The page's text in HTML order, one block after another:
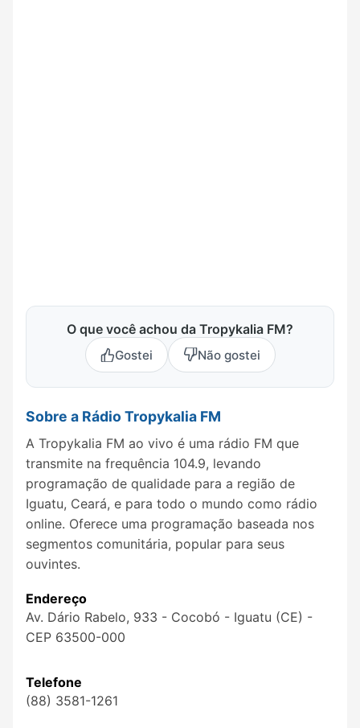
O que você achou da Tropykalia FM?
Gostei Não gostei
Sobre a Rádio Tropykalia FM
A Tropykalia FM ao vivo é uma rádio FM que
transmite na frequência 104.9, levando
programação de qualidade para a região de
Iguatu, Ceará, e para todo o mundo como rádio
online. Oferece uma programação baseada nos
segmentos comunitária, popular para seus
ouvintes.
Endereço
Av. Dário Rabelo, 933 - Cocobó - Iguatu (CE) -
CEP 63500-000
Telefone
(88) 3581-1261